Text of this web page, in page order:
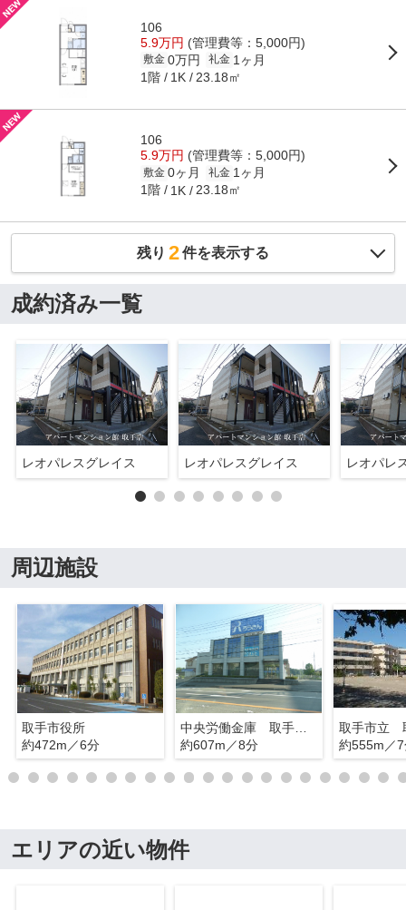
106
5.9万円 (管理費等：5,000円)
敷金 0万円 礼金 1ヶ月
1階 1K 23.18㎡
106
5.9万円 (管理費等：5,000円)
敷金 0ヶ月 礼金 1ヶ月
1階 1K 23.18㎡
残り 2件を表示する
成約済み一覧
レオパレスグレイス レオパレスグレイス レオパレ
周辺施設
取手市役所
約472m／6分
中央労働金庫 取手支店
約607m／8分
約555m／
エリアの近い物件